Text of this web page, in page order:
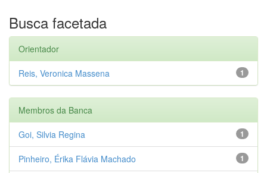
Busca facetada
Orientador
1
Reis, Veronica Massena
Membros da Banca
1
Goi, Silvia Regina
1
Pinheiro, Érika Flávia Machado